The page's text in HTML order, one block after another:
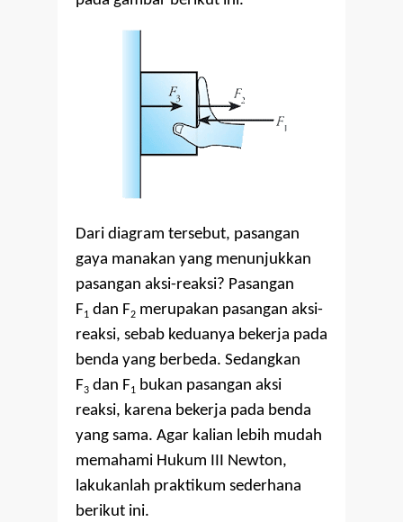
Dari diagram tersebut, pasangan
gaya manakan yang menunjukkan
pasangan aksi-reaksi? Pasangan
F1 dan F2 merupakan pasangan aksi-
reaksi, sebab keduanya bekerja pada
benda yang berbeda. Sedangkan
F3 dan F1 bukan pasangan aksi
reaksi, karena bekerja pada benda
yang sama. Agar kalian lebih mudah
memahami Hukum III Newton,
lakukanlah praktikum sederhana
berikut ini.